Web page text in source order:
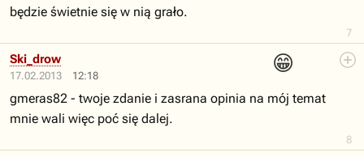
7
będzie świetnie się w nią grało.
17.02.2013 12:18
😁
8
Ski_drow
gmeras82 - twoje zdanie i zasrana opinia na mój temat
mnie wali więc poć się dalej.